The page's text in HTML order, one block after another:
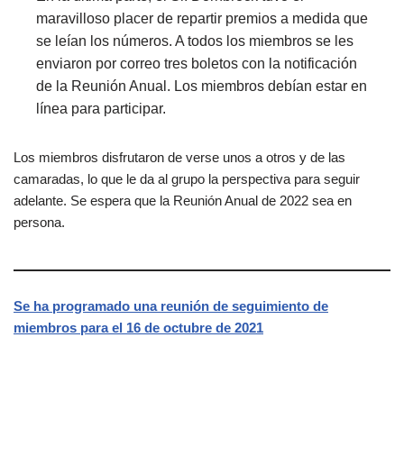
maravilloso placer de repartir premios a medida que
se leían los números. A todos los miembros se les
enviaron por correo tres boletos con la notificación
de la Reunión Anual. Los miembros debían estar en
línea para participar.
Los miembros disfrutaron de verse unos a otros y de las
camaradas, lo que le da al grupo la perspectiva para seguir
adelante. Se espera que la Reunión Anual de 2022 sea en
persona.
Se ha programado una reunión de seguimiento de
miembros para el 16 de octubre de 2021